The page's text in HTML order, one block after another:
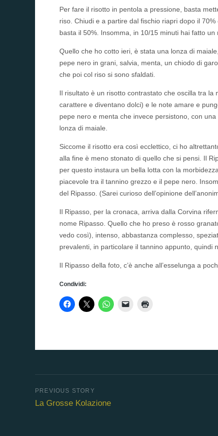
Per fare il risotto in pentola a pressione, basta
riso. Chiudi e a partire dal fischio riapri dopo il
basta il 50%. Insomma, in 10/15 minuti hai fatto un
Quello che ho cotto ieri, è stata una lonza di
pepe nero in grani, salvia, menta, un chiodo di
che poi col riso si sono sfaldati.
Il risultato è un risotto contrastato che oscilla tra
carattere e diventano dolci) e le note amare e
pepe nero e menta che invece persistono, con
lonza di maiale.
Siccome il risotto era così ecclettico, ci ho
alla fine è meno stonato di quello che si pensi. Il
per questo instaura un bella lotta con la
piacevole tra il tannino grezzo e il pepe nero.
del Ripasso. (Sarei curioso dell’opinione
Il Ripasso, per la cronaca, arriva dalla Corvina
nome Ripasso. Quello che ho preso è rosso
vedo così), intenso, abbastanza complesso,
prevalenti, in particolare il tannino appunto, quindi
Il Ripasso della foto, c’è anche all’esselunga a
Condividi:
La Grosse Kolazione